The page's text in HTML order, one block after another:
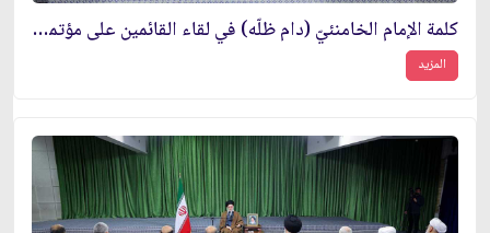
كلمة الإمام الخامنئيّ (دام ظلّه) في لقاء القائمين على مؤتمر إحياء ذكرى آية الله السيّد محمّد هادي الميلاني
المزيد